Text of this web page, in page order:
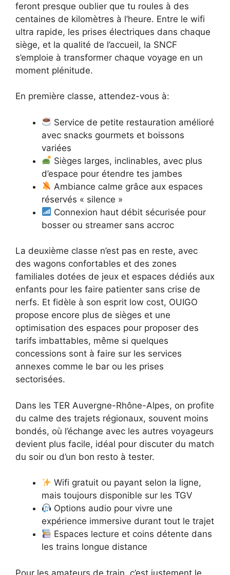
feront presque oublier que tu roules à des
centaines de kilomètres à l’heure. Entre le wifi
ultra rapide, les prises électriques dans chaque
siège, et la qualité de l’accueil, la SNCF
s’emploie à transformer chaque voyage en un
moment plénitude.
En première classe, attendez-vous à:
Service de petite restauration amélioré
avec snacks gourmets et boissons
variées
Sièges larges, inclinables, avec plus
d’espace pour étendre tes jambes
Ambiance calme grâce aux espaces
réservés « silence »
Connexion haut débit sécurisée pour
bosser ou streamer sans accroc
La deuxième classe n’est pas en reste, avec
des wagons confortables et des zones
familiales dotées de jeux et espaces dédiés aux
enfants pour les faire patienter sans crise de
nerfs. Et fidèle à son esprit low cost, OUIGO
propose encore plus de sièges et une
optimisation des espaces pour proposer des
tarifs imbattables, même si quelques
concessions sont à faire sur les services
annexes comme le bar ou les prises
sectorisées.
Dans les TER Auvergne-Rhône-Alpes, on profite
du calme des trajets régionaux, souvent moins
bondés, où l’échange avec les autres voyageurs
devient plus facile, idéal pour discuter du match
du soir ou d’un bon resto à tester.
Wifi gratuit ou payant selon la ligne,
mais toujours disponible sur les TGV
Options audio pour vivre une
expérience immersive durant tout le trajet
Espaces lecture et coins détente dans
les trains longue distance
Pour les amateurs de train, c’est justement le